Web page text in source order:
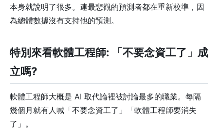
本身就說明了很多。連最悲觀的預測者都在重新校準，因
為總體數據沒有支持他的預測。
特別來看軟體工程師: 「不要念資工了」成
立嗎?
軟體工程師大概是 AI 取代論裡被討論最多的職業。每隔
幾個月就有人喊「不要念資工了」「軟體工程師要消失
了」。